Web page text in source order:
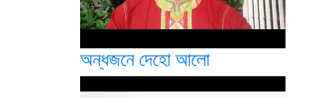
অন্ধজনে দেহো আলো